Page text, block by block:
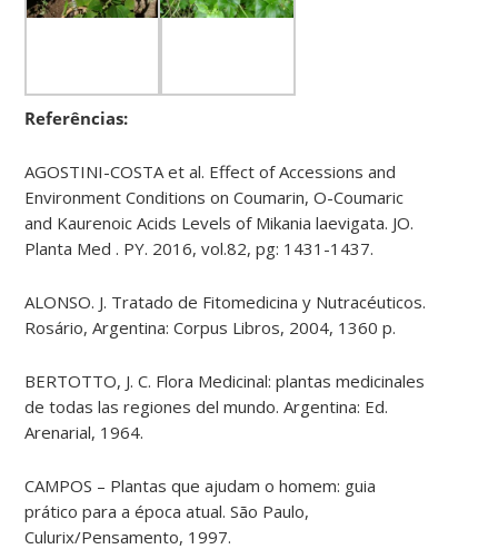
Referências:
AGOSTINI-COSTA et al. Effect of Accessions and
Environment Conditions on Coumarin, O-Coumaric
and Kaurenoic Acids Levels of Mikania laevigata. JO.
Planta Med . PY. 2016, vol.82, pg: 1431-1437.
ALONSO. J. Tratado de Fitomedicina y Nutracéuticos.
Rosário, Argentina: Corpus Libros, 2004, 1360 p.
BERTOTTO, J. C. Flora Medicinal: plantas medicinales
de todas las regiones del mundo. Argentina: Ed.
Arenarial, 1964.
CAMPOS – Plantas que ajudam o homem: guia
prático para a época atual. São Paulo,
Culurix/Pensamento, 1997.